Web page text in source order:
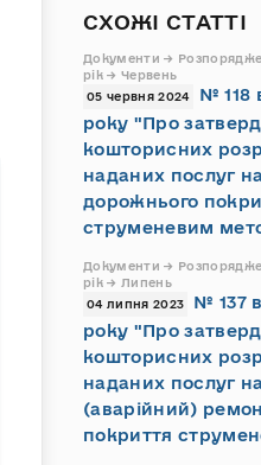
СХОЖІ СТАТТІ
Документи →
рік → Червень
05 червня 2024
№ 118
року "Про
кошторисних
наданих послуг
дорожнього
струменевим
Документи →
рік → Липень
04 липня 2023
№ 137
року "Про
кошторисних
наданих послуг
(аварійний)
покриття